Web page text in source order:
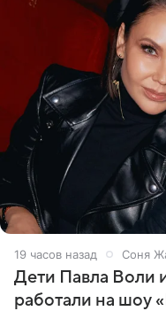
19 часов назад Соня
Дети Павла Воли
работали на шоу